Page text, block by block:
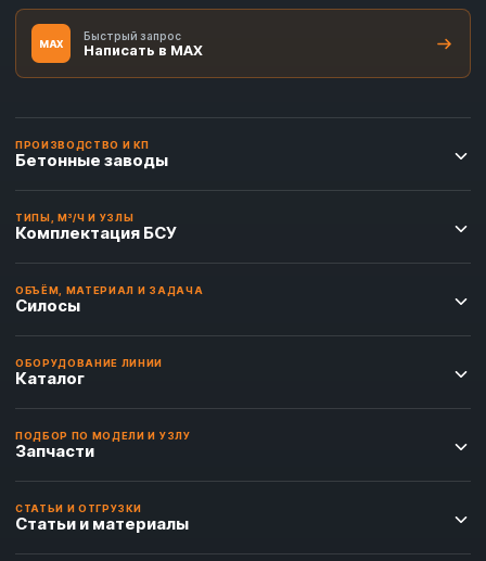
MAX
Быстрый запрос
Написать в MAX
ПРОИЗВОДСТВО И КП
Бетонные заводы
ТИПЫ, М³/Ч И УЗЛЫ
Комплектация БСУ
ОБЪЁМ, МАТЕРИАЛ И ЗАДАЧА
Силосы
ОБОРУДОВАНИЕ ЛИНИИ
Каталог
ПОДБОР ПО МОДЕЛИ И УЗЛУ
Запчасти
СТАТЬИ И ОТГРУЗКИ
Статьи и материалы